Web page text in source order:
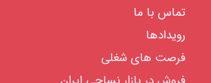
تماس با ما
رویدادها
فرصت های شغلی